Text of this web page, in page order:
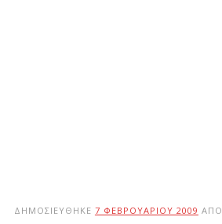
ΔΗΜΟΣΙΕΎΘΗΚΕ 7 ΦΕΒΡΟΥΑΡΊΟΥ 2009 ΑΠΌ